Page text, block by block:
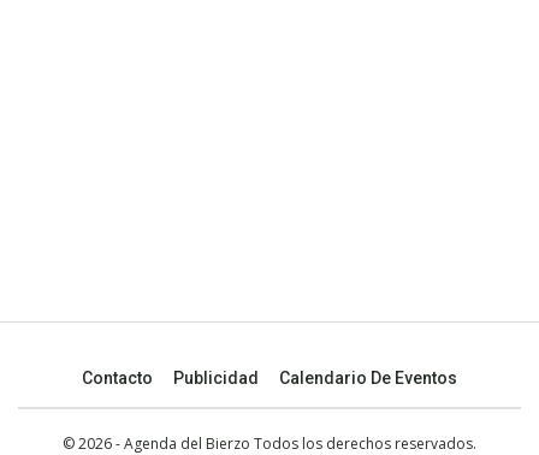
Contacto Publicidad Calendario De Eventos
© 2026 - Agenda del Bierzo Todos los derechos reservados.